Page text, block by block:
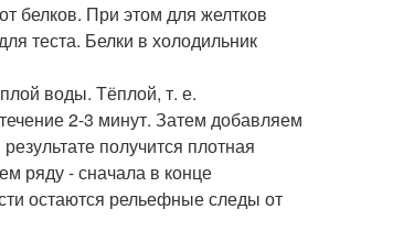
белков. При этом для желтков
теста. Белки в холодильник
воды. Тёплой, т. е.
2-3 минут. Затем добавляем
получится плотная
ряду - сначала в конце
остаются рельефные следы от